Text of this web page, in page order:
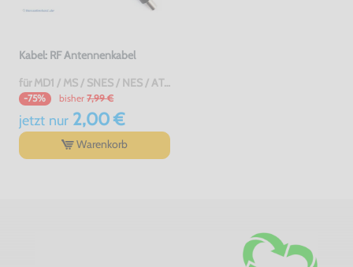
Kabel: RF Antennenkabel
für MD1 / MS / SNES / NES / ATARI 2600 7800 / Jaguar / C64 / Sinclair, gebraucht
-75% bisher 7,99 €
jetzt nur2,00 €
Warenkorb